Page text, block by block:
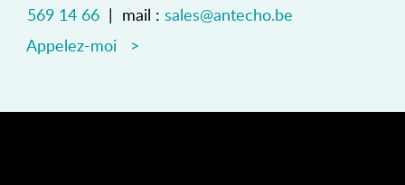
569 14 66 | mail : sales@antecho.be
Appelez-moi >